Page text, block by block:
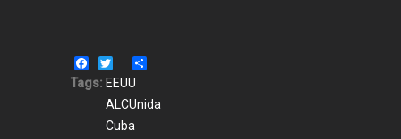
Facebook
Twitter
Tags: EEUU
ALCUnida
Cuba